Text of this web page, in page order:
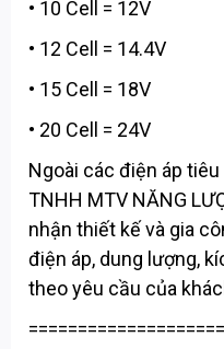
• 10 Cell = 12V
• 12 Cell = 14.4V
• 15 Cell = 18V
• 20 Cell = 24V
Ngoài các điện áp
TNHH MTV NĂNG
nhận thiết kế và gia
điện áp, dung lượng,
theo yêu cầu của